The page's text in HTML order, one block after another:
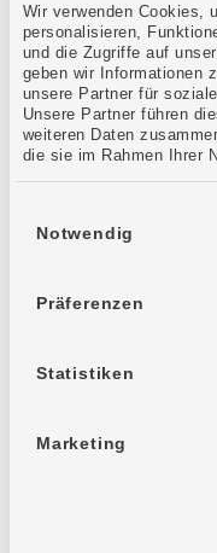
Wir verwenden Cookies,
personalisieren,
und die Zugriffe auf
geben wir Informationen
unsere Partner für
Unsere Partner führen
weiteren Daten
die sie im Rahmen Ihrer
Notwendig
Präferenzen
Statistiken
Marketing
Mehr erfahren